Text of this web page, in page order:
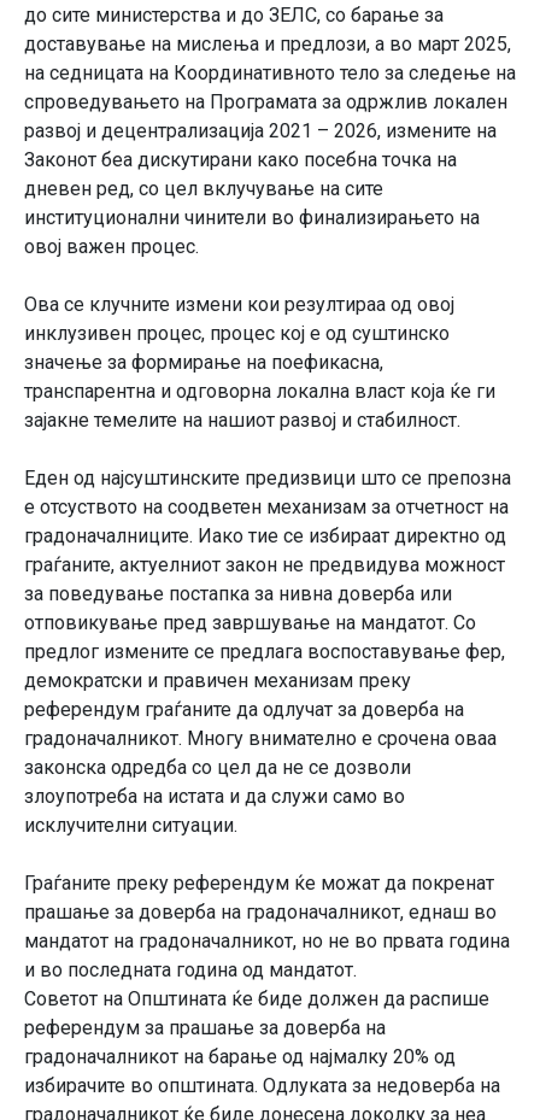
до сите министерства и до ЗЕЛС, со барање за
доставување на мислења и предлози, а во март 2025,
на седницата на Координативното тело за следење на
спроведувањето на Програмата за одржлив локален
развој и децентрализација 2021 – 2026, измените на
Законот беа дискутирани како посебна точка на
дневен ред, со цел вклучување на сите
институционални чинители во финализирањето на
овој важен процес.
Ова се клучните измени кои резултираа од овој
инклузивен процес, процес кој е од суштинско
значење за формирање на поефикасна,
транспарентна и одговорна локална власт која ќе ги
зајакне темелите на нашиот развој и стабилност.
Еден од најсуштинските предизвици што се препозна
е отсуството на соодветен механизам за отчетност на
градоначалниците. Иако тие се избираат директно од
граѓаните, актуелниот закон не предвидува можност
за поведување постапка за нивна доверба или
отповикување пред завршување на мандатот. Со
предлог измените се предлага воспоставување фер,
демократски и правичен механизам преку
референдум граѓаните да одлучат за доверба на
градоначалникот. Многу внимателно е срочена оваа
законска одредба со цел да не се дозволи
злоупотреба на истата и да служи само во
исклучителни ситуации.
Граѓаните преку референдум ќе можат да покренат
прашање за доверба на градоначалникот, еднаш во
мандатот на градоначалникот, но не во првата година
и во последната година од мандатот.
Советот на Општината ќе биде должен да распише
референдум за прашање за доверба на
градоначалникот на барање од најмалку 20% од
избирачите во општината. Одлуката за недоверба на
градоначалникот ќе биде донесена доколку за неа